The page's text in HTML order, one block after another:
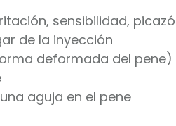
sensibilidad,
de la inyección
deformada del pene)
aguja en el pene